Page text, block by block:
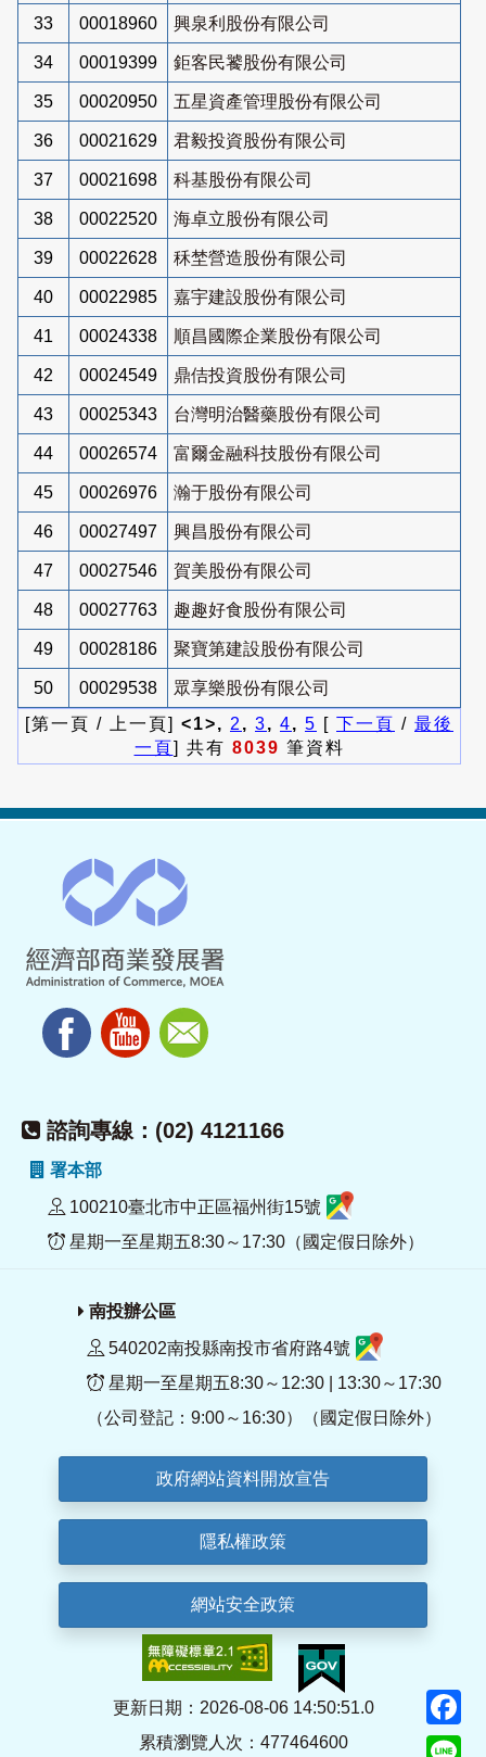
33 00018960 興泉利股份有限公司
34 00019399 鉅客民饕股份有限公司
35 00020950 五星資產管理股份有限公司
36 00021629 君毅投資股份有限公司
37 00021698 科基股份有限公司
38 00022520 海卓立股份有限公司
39 00022628 秝埜營造股份有限公司
40 00022985 嘉宇建設股份有限公司
41 00024338 順昌國際企業股份有限公司
42 00024549 鼎佶投資股份有限公司
43 00025343 台灣明治醫藥股份有限公司
44 00026574 富爾金融科技股份有限公司
45 00026976 瀚于股份有限公司
46 00027497 興昌股份有限公司
47 00027546 賀美股份有限公司
48 00027763 趣趣好食股份有限公司
49 00028186 聚寶第建設股份有限公司
50 00029538
眾享樂股份有限公司
[第一頁 / 上一頁] <1>, 2 , 3, 4, 5 [ 下一頁 / 最後
一頁] 共有 8039 筆資料
諮詢專線：(02) 4121166
署本部
100210臺北市中正區福州街15號
星期一至星期五8:30～17:30（國定假日除外）
南投辦公區
540202南投縣南投市省府路4號
星期一至星期五8:30～12:30 | 13:30～17:30
（公司登記：9:00～16:30）（國定假日除外）
政府網站資料開放宣告
隱私權政策
網站安全政策
更新日期：2026-08-06 14:50:51.0
累積瀏覽人次：477464600